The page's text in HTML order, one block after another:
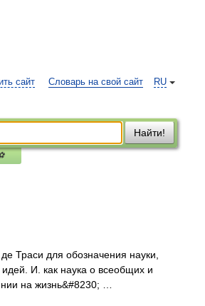
RU
сайт Словарь на свой сайт
Найти!
Траси для обозначения науки,
И. как наука о всеобщих и
на жизнь&#8230; …